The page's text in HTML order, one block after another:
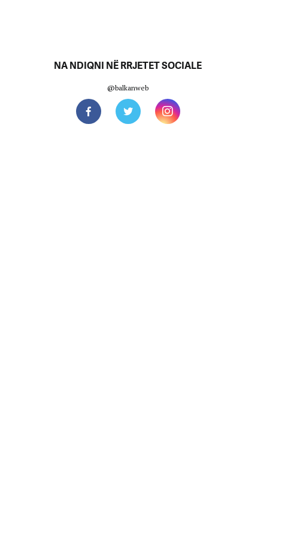
NA NDIQNI NË RRJETET SOCIALE
@balkanweb